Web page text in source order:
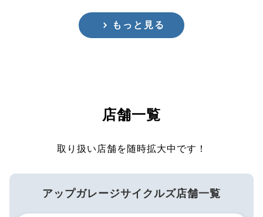
もっと見る
店舗一覧
取り扱い店舗を随時拡大中です！
アップガレージサイクルズ店舗一覧